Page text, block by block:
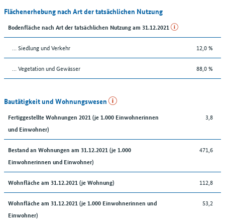
Flächenerhebung nach Art der tatsächlichen Nutzung
Bodenfläche nach Art der tatsächlichen Nutzung am 31.12.2021
… Siedlung und Verkehr 12,0 %
… Vegetation und Gewässer 88,0 %
Bautätigkeit und Wohnungswesen
Fertiggestellte Wohnungen 2021 (je 1.000 Einwohnerinnen
und Einwohner)
3,8
Bestand an Wohnungen am 31.12.2021 (je 1.000
Einwohnerinnen und Einwohner)
471,6
Wohnfläche am 31.12.2021 (je Wohnung) 112,8
Wohnfläche am 31.12.2021 (je 1.000 Einwohnerinnen und
Einwohner)
53,2